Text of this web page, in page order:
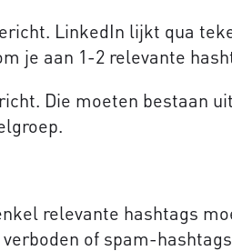
LinkedIn lijkt qua
je aan 1-2 relevante
Die moeten bestaan
relevante hashtags
of spam-